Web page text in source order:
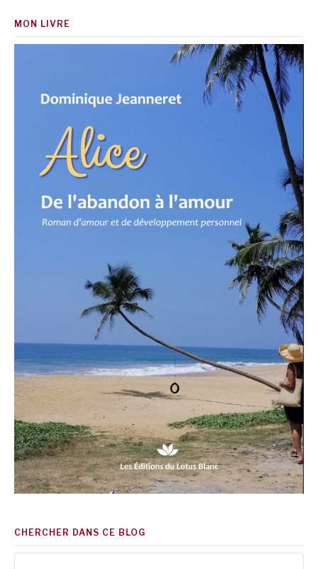
MON LIVRE
CHERCHER DANS CE BLOG